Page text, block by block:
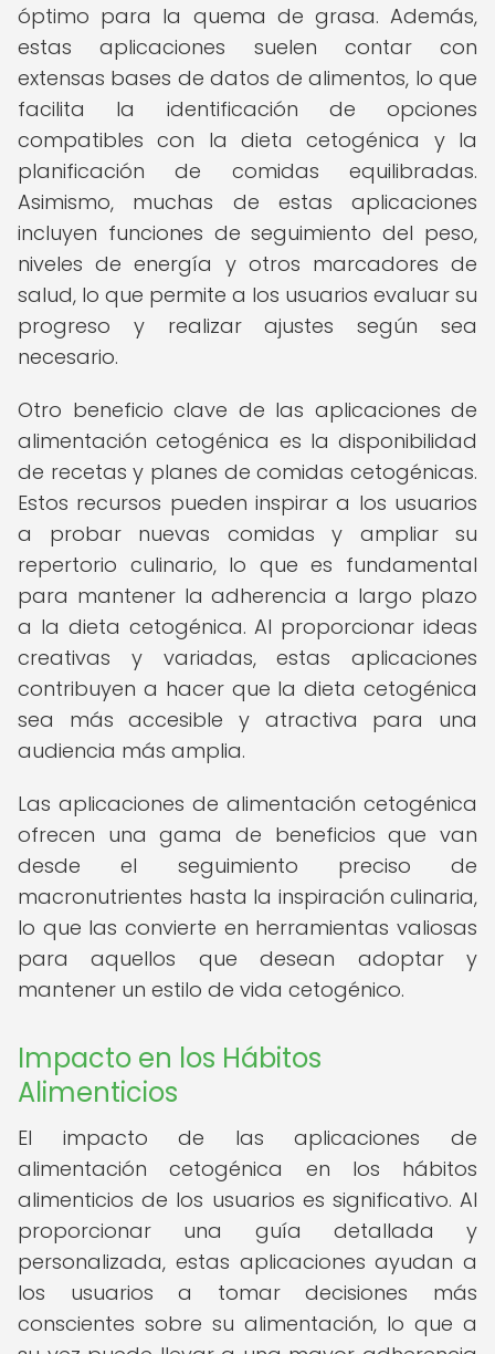
óptimo para la quema de grasa. Además,
estas aplicaciones suelen contar con
extensas bases de datos de alimentos, lo que
facilita la identificación de opciones
compatibles con la dieta cetogénica y la
planificación de comidas equilibradas.
Asimismo, muchas de estas aplicaciones
incluyen funciones de seguimiento del peso,
niveles de energía y otros marcadores de
salud, lo que permite a los usuarios evaluar su
progreso y realizar ajustes según sea
necesario.
Otro beneficio clave de las aplicaciones de
alimentación cetogénica es la disponibilidad
de recetas y planes de comidas cetogénicas.
Estos recursos pueden inspirar a los usuarios
a probar nuevas comidas y ampliar su
repertorio culinario, lo que es fundamental
para mantener la adherencia a largo plazo
a la dieta cetogénica. Al proporcionar ideas
creativas y variadas, estas aplicaciones
contribuyen a hacer que la dieta cetogénica
sea más accesible y atractiva para una
audiencia más amplia.
Las aplicaciones de alimentación cetogénica
ofrecen una gama de beneficios que van
desde el seguimiento preciso de
macronutrientes hasta la inspiración culinaria,
lo que las convierte en herramientas valiosas
para aquellos que desean adoptar y
mantener un estilo de vida cetogénico.
Impacto en los Hábitos
Alimenticios
El impacto de las aplicaciones de
alimentación cetogénica en los hábitos
alimenticios de los usuarios es significativo. Al
proporcionar una guía detallada y
personalizada, estas aplicaciones ayudan a
los usuarios a tomar decisiones más
conscientes sobre su alimentación, lo que a